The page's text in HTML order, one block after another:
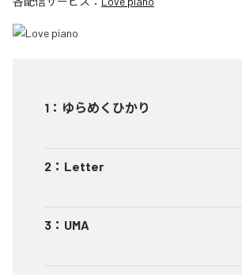
1 ： ゆらめくひかり
2 ： Letter
3 ： UMA